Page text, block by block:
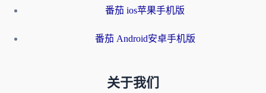
番茄 ios苹果手机版
番茄 Android安卓手机版
关于我们